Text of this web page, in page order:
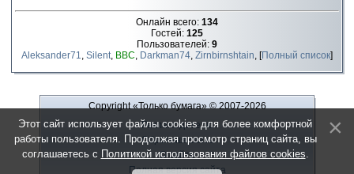
Онлайн всего: 134
Гостей: 125
Пользователей: 9
Aleksander71, Silent, ВВС, Darkman74, Zirnbirnshtain, [Полный список]
Copyright «Только бумага»© 2007-2026
Рекламодателю
Обратная связь
О сайте
Полная версия сайта
Этот сайт использует файлы cookies для более комфортной
работы пользователя. Продолжая просмотр страниц сайта, вы
соглашаетесь с Политикой использования файлов cookies.